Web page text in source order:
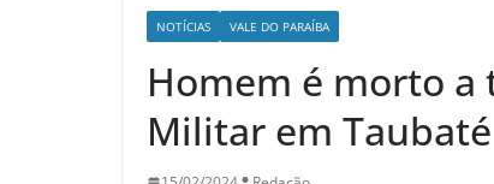
NOTÍCIAS VALE DO PARAÍBA
Homem é morto a
Militar em Taubaté